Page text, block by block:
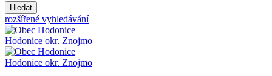
Hledat
rozšířené vyhledávání
Hodonice okr. Znojmo
Hodonice okr. Znojmo